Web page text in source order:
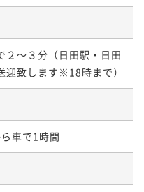
２～３分（日田駅・日田
迎致します※18時まで）
車で1時間